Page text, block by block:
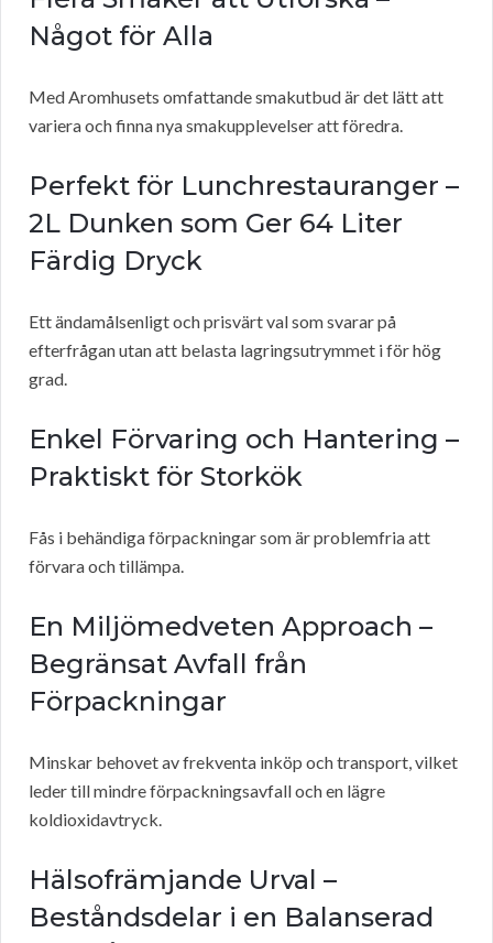
Något för Alla
Med Aromhusets omfattande smakutbud är det lätt att
variera och finna nya smakupplevelser att föredra.
Perfekt för Lunchrestauranger –
2L Dunken som Ger 64 Liter
Färdig Dryck
Ett ändamålsenligt och prisvärt val som svarar på
efterfrågan utan att belasta lagringsutrymmet i för hög
grad.
Enkel Förvaring och Hantering –
Praktiskt för Storkök
Fås i behändiga förpackningar som är problemfria att
förvara och tillämpa.
En Miljömedveten Approach –
Begränsat Avfall från
Förpackningar
Minskar behovet av frekventa inköp och transport, vilket
leder till mindre förpackningsavfall och en lägre
koldioxidavtryck.
Hälsofrämjande Urval –
Beståndsdelar i en Balanserad